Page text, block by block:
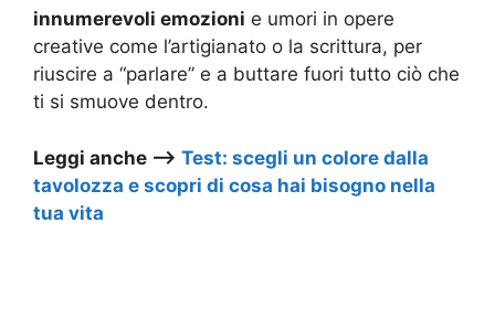
innumerevoli emozioni e umori in opere
creative come l’artigianato o la scrittura, per
riuscire a “parlare” e a buttare fuori tutto ciò che
ti si smuove dentro.
Leggi anche –> Test: scegli un colore dalla
tavolozza e scopri di cosa hai bisogno nella
tua vita